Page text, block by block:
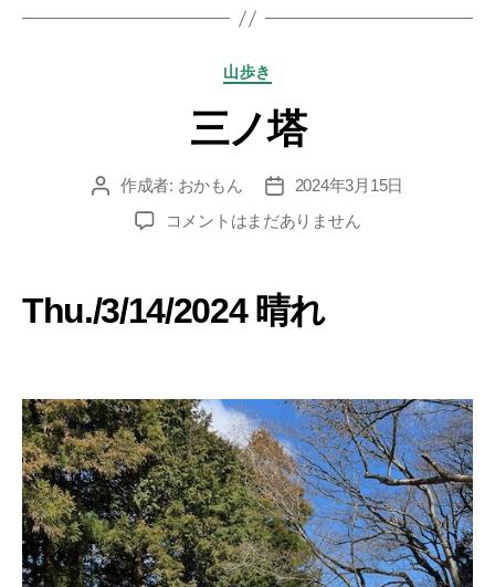
カ
ゴ
リ
山歩き
三ノ塔
投 作成者: おかもん
投
稿
日
2024年3月15日
三
の
コメントはまだありません
Thu./3/14/2024 晴れ